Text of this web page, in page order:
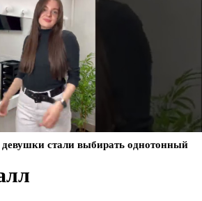
стали выбирать однотонный